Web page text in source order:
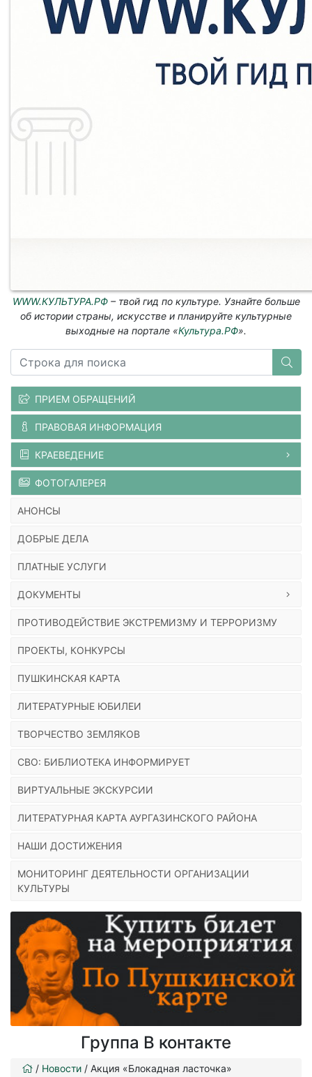
WWW.КУЛЬТУРА.РФ– твой гид по культуре. Узнайте больше
об истории страны, искусстве и планируйте культурные
выходные на портале «Культура.РФ».
ПРИЕМ ОБРАЩЕНИЙ
ПРАВОВАЯ ИНФОРМАЦИЯ
КРАЕВЕДЕНИЕ
ФОТОГАЛЕРЕЯ
АНОНСЫ
ДОБРЫЕ ДЕЛА
ПЛАТНЫЕ УСЛУГИ
ДОКУМЕНТЫ
ПРОТИВОДЕЙСТВИЕ ЭКСТРЕМИЗМУ И ТЕРРОРИЗМУ
ПРОЕКТЫ, КОНКУРСЫ
ПУШКИНСКАЯ КАРТА
ЛИТЕРАТУРНЫЕ ЮБИЛЕИ
ТВОРЧЕСТВО ЗЕМЛЯКОВ
СВО: БИБЛИОТЕКА ИНФОРМИРУЕТ
ВИРТУАЛЬНЫЕ ЭКСКУРСИИ
ЛИТЕРАТУРНАЯ КАРТА АУРГАЗИНСКОГО РАЙОНА
НАШИ ДОСТИЖЕНИЯ
МОНИТОРИНГ ДЕЯТЕЛЬНОСТИ ОРГАНИЗАЦИИ
КУЛЬТУРЫ
Группа В контакте
/ Новости / Акция «Блокадная ласточка»